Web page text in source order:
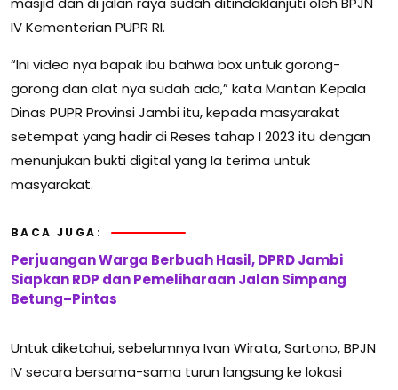
IV Kementerian PUPR RI.
“Ini video nya bapak ibu bahwa box untuk gorong-
gorong dan alat nya sudah ada,” kata Mantan Kepala
Dinas PUPR Provinsi Jambi itu, kepada masyarakat
setempat yang hadir di Reses tahap I 2023 itu dengan
menunjukan bukti digital yang Ia terima untuk
masyarakat.
BACA JUGA:
Perjuangan Warga Berbuah Hasil, DPRD Jambi
Siapkan RDP dan Pemeliharaan Jalan Simpang
Betung–Pintas
Untuk diketahui, sebelumnya Ivan Wirata, Sartono, BPJN
IV secara bersama-sama turun langsung ke lokasi